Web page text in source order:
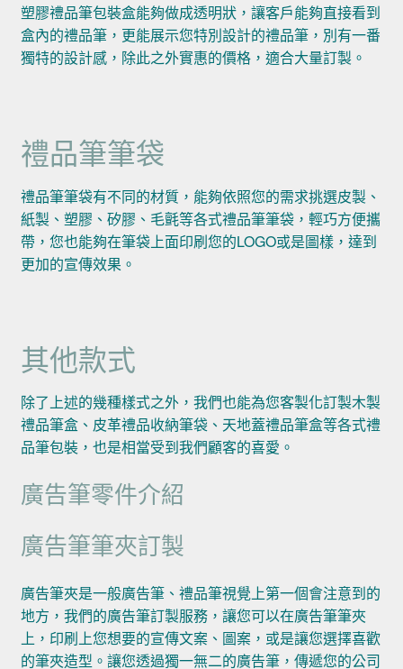
塑膠禮品筆包裝盒能夠做成透明狀，讓客戶能夠直接看到
盒內的禮品筆，更能展示您特別設計的禮品筆，別有一番
獨特的設計感，除此之外實惠的價格，適合大量訂製。
禮品筆筆袋
禮品筆筆袋有不同的材質，能夠依照您的需求挑選皮製、
紙製、塑膠、矽膠、毛氈等各式禮品筆筆袋，輕巧方便攜
帶，您也能夠在筆袋上面印刷您的LOGO或是圖樣，達到
更加的宣傳效果。
其他款式
除了上述的幾種樣式之外，我們也能為您客製化訂製木製
禮品筆盒、皮革禮品收納筆袋、天地蓋禮品筆盒等各式禮
品筆包裝，也是相當受到我們顧客的喜愛。
廣告筆零件介紹
廣告筆筆夾訂製
廣告筆夾是一般廣告筆、禮品筆視覺上第一個會注意到的
地方，我們的廣告筆訂製服務，讓您可以在廣告筆筆夾
上，印刷上您想要的宣傳文案、圖案，或是讓您選擇喜歡
的筆夾造型。讓您透過獨一無二的廣告筆，傳遞您的公司